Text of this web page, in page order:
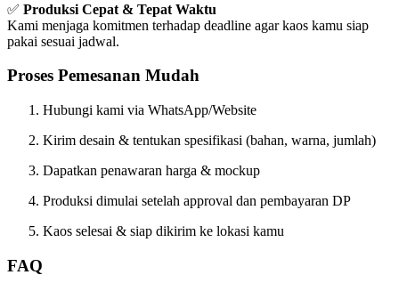
✅ Produksi Cepat & Tepat Waktu
Kami menjaga komitmen terhadap deadline agar kaos kamu siap
pakai sesuai jadwal.
Proses Pemesanan Mudah
Hubungi kami via WhatsApp/Website
Kirim desain & tentukan spesifikasi (bahan, warna, jumlah)
Dapatkan penawaran harga & mockup
Produksi dimulai setelah approval dan pembayaran DP
Kaos selesai & siap dikirim ke lokasi kamu
FAQ